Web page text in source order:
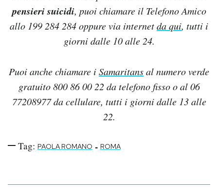
pensieri suicidi, puoi chiamare il Telefono Amico
allo 199 284 284 oppure via internetda qui, tutti i
giorni dalle 10 alle 24.
Puoi anche chiamare iSamaritansal numero verde
gratuito 800 86 00 22 da telefono fisso o al 06
77208977 da cellulare, tutti i giorni dalle 13 alle
22.
Tag: PAOLA ROMANO - ROMA